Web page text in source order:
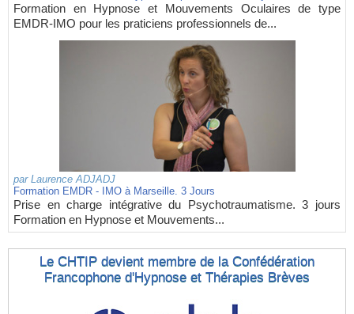
Formation en Hypnose et Mouvements Oculaires de type
EMDR-IMO pour les praticiens professionnels de...
par Laurence ADJADJ
Formation EMDR - IMO à Marseille. 3 Jours
Prise en charge intégrative du Psychotraumatisme. 3 jours
Formation en Hypnose et Mouvements...
Le CHTIP devient membre de la Confédération
Francophone d'Hypnose et Thérapies Brèves